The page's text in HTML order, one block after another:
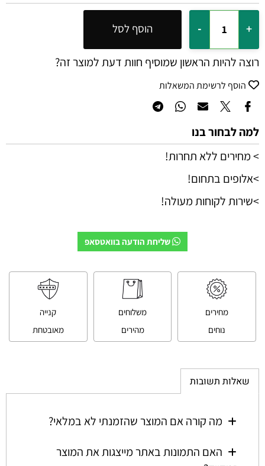
הוסף לסל
רוצה להיות הראשון שמוסיף חוות דעת למוצר זה?
הוסף לרשימת המשאלות
למה לבחור בנו
> מחירים ללא תחרות!
>אלופים בתחום!
>שירות לקוחות מעולה!
שליחת הודעה בוואטסאפ
מחירים
נוחים
משלוחים
מהירים
קנייה
מאובטחת
שאלות תשובות
מה קורה אם המוצר שהזמנתי לא במלאי?
האם התמונות באתר מייצגות את המוצר